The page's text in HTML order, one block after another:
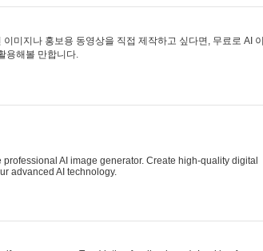
미지나 홍보용 동영상을 직접 제작하고 싶다면, 무료로 AI 이
용해볼 만합니다.
AI image generator. Create high-quality digital
advanced AI technology.